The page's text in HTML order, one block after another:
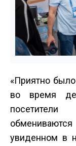
«Приятно
во время
увиденном в